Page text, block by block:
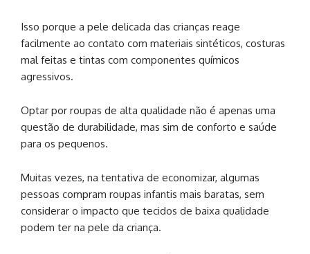
Isso porque a pele delicada das crianças reage
facilmente ao contato com materiais sintéticos, costuras
mal feitas e tintas com componentes químicos
agressivos.
Optar por roupas de alta qualidade não é apenas uma
questão de durabilidade, mas sim de conforto e saúde
para os pequenos.
Muitas vezes, na tentativa de economizar, algumas
pessoas compram roupas infantis mais baratas, sem
considerar o impacto que tecidos de baixa qualidade
podem ter na pele da criança.